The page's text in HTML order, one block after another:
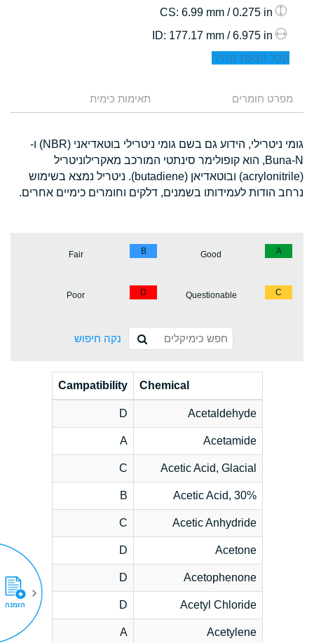
: 6.99 mm / 0.275 in
: 177.17 mm / 6.975 in
קבל הצעת מחיר
מפרט חומרים תאימות כימית
גומי ניטרילי, הידוע גם בשם גומי ניטרילי בוטאדיאני (NBR) ו-
Buna-N, הוא קופולימר סינתטי המורכב מאקרילוניטריל
(acrylonitrile) ובוטאדיאן (butadiene). ניטריל נמצא בשימוש
נרחב הודות לעמידותו בשמנים, דלקים וחומרים כימיים אחרים.
A
Good
B
Fair
C
Questionable
D
Poor
נקה חיפוש
Chemical
Campatibility
Acetaldehyde
D
Acetamide
A
Acetic Acid, Glacial
C
Acetic Acid, 30%
B
Acetic Anhydride
C
Acetone
D
Acetophenone
D
Acetyl Chloride
D
Acetylene
A
הזמנה